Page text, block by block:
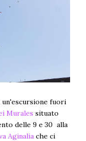
fuori
Murales situato
delle 9 e 30 alla
Aginalia che ci